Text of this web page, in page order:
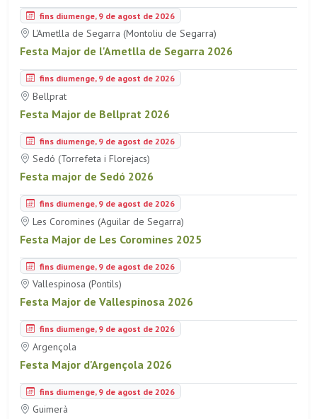
fins diumenge, 9 de agost de 2026
L'Ametlla de Segarra (Montoliu de Segarra)
Festa Major de l'Ametlla de Segarra 2026
fins diumenge, 9 de agost de 2026
Bellprat
Festa Major de Bellprat 2026
fins diumenge, 9 de agost de 2026
Sedó (Torrefeta i Florejacs)
Festa major de Sedó 2026
fins diumenge, 9 de agost de 2026
Les Coromines (Aguilar de Segarra)
Festa Major de Les Coromines 2025
fins diumenge, 9 de agost de 2026
Vallespinosa (Pontils)
Festa Major de Vallespinosa 2026
fins diumenge, 9 de agost de 2026
Argençola
Festa Major d'Argençola 2026
fins diumenge, 9 de agost de 2026
Guimerà